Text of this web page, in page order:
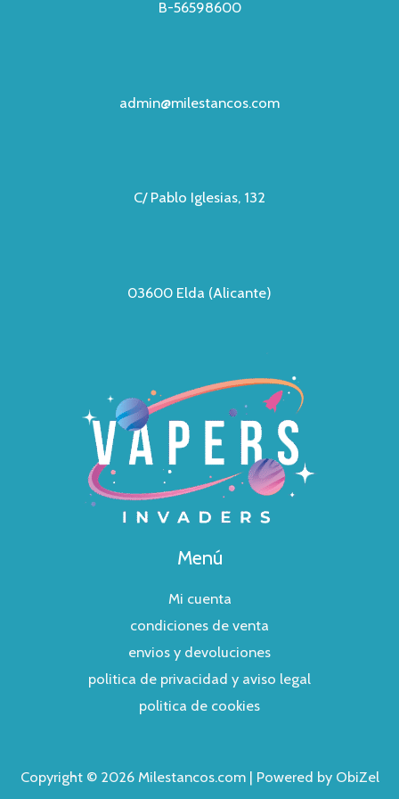
B-56598600
admin@milestancos.com
C/ Pablo Iglesias, 132
03600 Elda (Alicante)
Menú
Mi cuenta
condiciones de venta
envios y devoluciones
politica de privacidad y aviso legal
politica de cookies
Copyright © 2026 Milestancos.com | Powered by ObiZel